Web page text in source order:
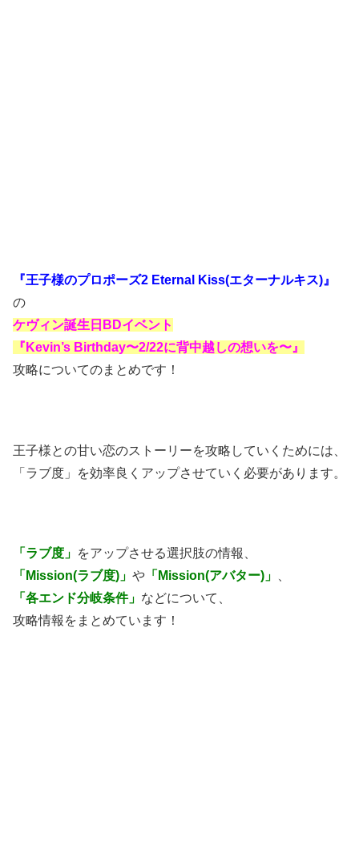
『王子様のプロポーズ2 Eternal Kiss(エターナルキス)』
の
ケヴィン誕生日BDイベント
『Kevin’s Birthday〜2/22に背中越しの想いを〜』
攻略についてのまとめです！
王子様との甘い恋のストーリーを攻略していくためには、
「ラブ度」を効率良くアップさせていく必要があります。
「ラブ度」 をアップさせる選択肢の情報、
「Mission(ラブ度)」 や 「Mission(アバター)」 、
「各エンド分岐条件」 などについて、
攻略情報をまとめています！